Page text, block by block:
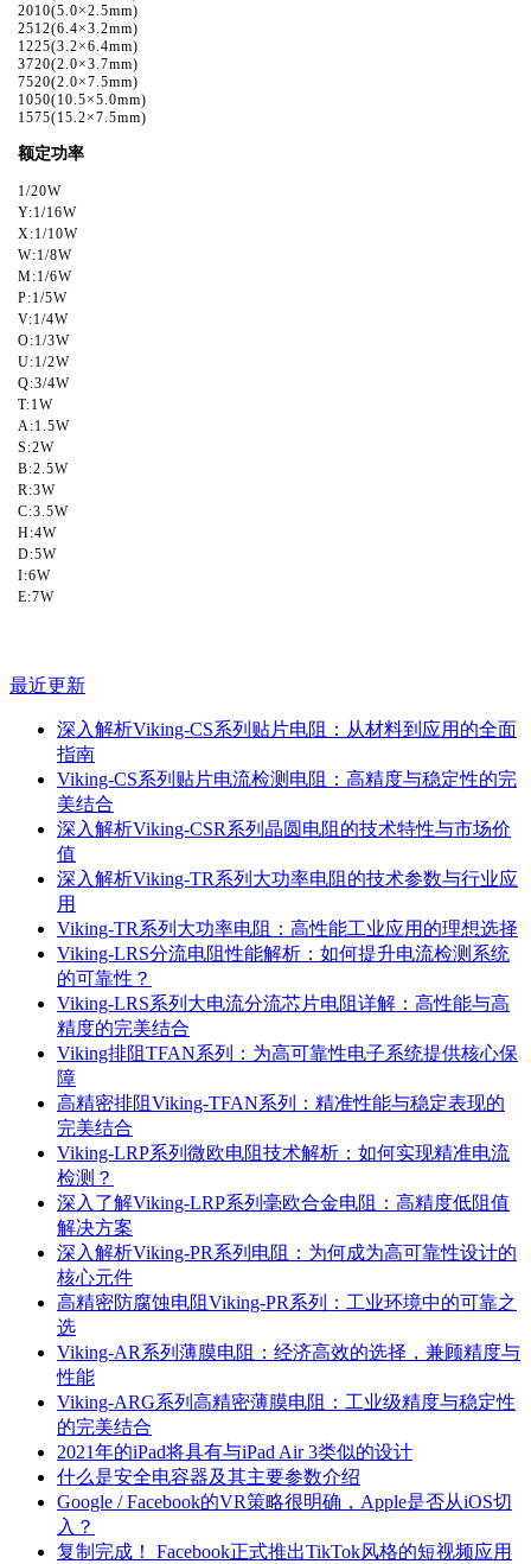
2010(5.0×2.5mm)
2512(6.4×3.2mm)
1225(3.2×6.4mm)
3720(2.0×3.7mm)
7520(2.0×7.5mm)
1050(10.5×5.0mm)
1575(15.2×7.5mm)
额定功率
1/20W
Y:1/16W
X:1/10W
W:1/8W
M:1/6W
P:1/5W
V:1/4W
O:1/3W
U:1/2W
Q:3/4W
T:1W
A:1.5W
S:2W
B:2.5W
R:3W
C:3.5W
H:4W
D:5W
I:6W
E:7W
最近更新
深入解析Viking-CS系列贴片电阻：从材料到应用的全面
指南
Viking-CS系列贴片电流检测电阻：高精度与稳定性的完
美结合
深入解析Viking-CSR系列晶圆电阻的技术特性与市场价
值
深入解析Viking-TR系列大功率电阻的技术参数与行业应
用
Viking-TR系列大功率电阻：高性能工业应用的理想选择
Viking-LRS分流电阻性能解析：如何提升电流检测系统
的可靠性？
Viking-LRS系列大电流分流芯片电阻详解：高性能与高
精度的完美结合
Viking排阻TFAN系列：为高可靠性电子系统提供核心保
障
高精密排阻Viking-TFAN系列：精准性能与稳定表现的
完美结合
Viking-LRP系列微欧电阻技术解析：如何实现精准电流
检测？
深入了解Viking-LRP系列毫欧合金电阻：高精度低阻值
解决方案
深入解析Viking-PR系列电阻：为何成为高可靠性设计的
核心元件
高精密防腐蚀电阻Viking-PR系列：工业环境中的可靠之
选
Viking-AR系列薄膜电阻：经济高效的选择，兼顾精度与
性能
Viking-ARG系列高精密薄膜电阻：工业级精度与稳定性
的完美结合
2021年的iPad将具有与iPad Air 3类似的设计
什么是安全电容器及其主要参数介绍
Google / Facebook的VR策略很明确，Apple是否从iOS切
入？
复制完成！ Facebook正式推出TikTok风格的短视频应用